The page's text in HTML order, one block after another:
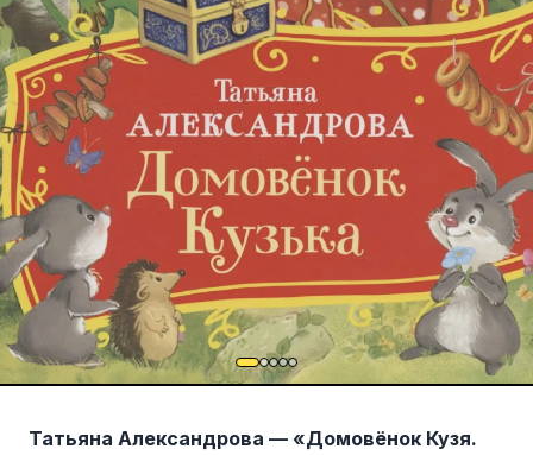
Татьяна Александрова — «Домовёнок Кузя.